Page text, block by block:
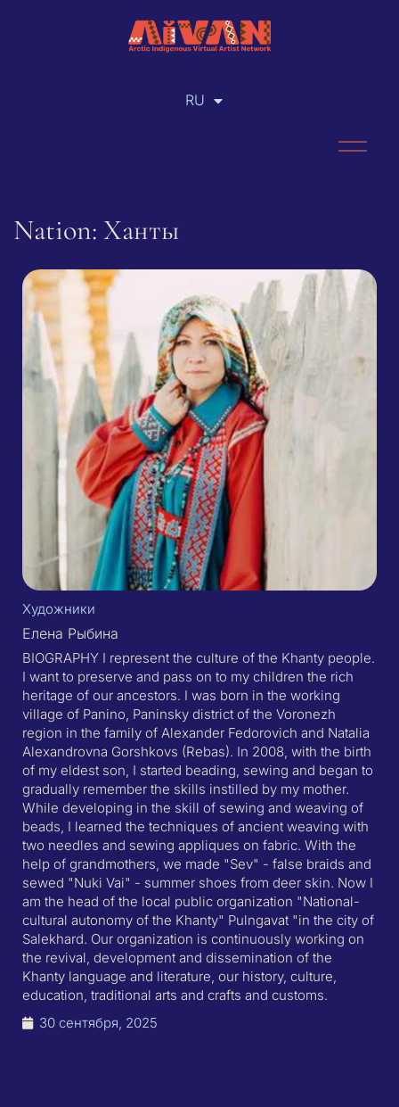
RU
EN
Nation: Ханты
Художники
Елена Рыбина
BIOGRAPHY I represent the culture of the Khanty people.
I want to preserve and pass on to my children the rich
heritage of our ancestors. I was born in the working
village of Panino, Paninsky district of the Voronezh
region in the family of Alexander Fedorovich and Natalia
Alexandrovna Gorshkovs (Rebas). In 2008, with the birth
of my eldest son, I started beading, sewing and began to
gradually remember the skills instilled by my mother.
While developing in the skill of sewing and weaving of
beads, I learned the techniques of ancient weaving with
two needles and sewing appliques on fabric. With the
help of grandmothers, we made "Sev" - false braids and
sewed "Nuki Vai" - summer shoes from deer skin. Now I
am the head of the local public organization "National-
cultural autonomy of the Khanty" Pulngavat "in the city of
Salekhard. Our organization is continuously working on
the revival, development and dissemination of the
Khanty language and literature, our history, culture,
education, traditional arts and crafts and customs.
30 сентября, 2025